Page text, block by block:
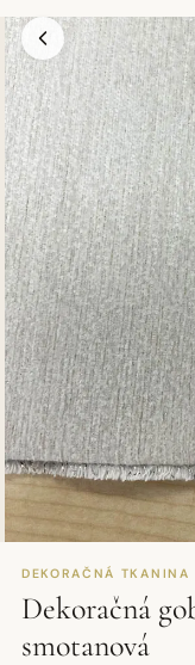
DEKORAČNÁ TKANINA
Dekoračná
smotanová